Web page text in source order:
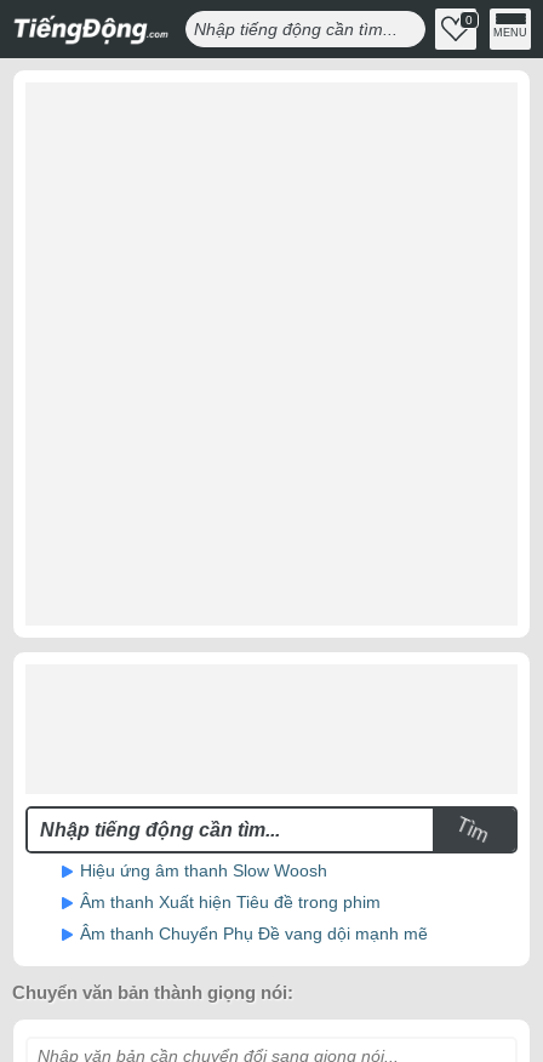
0
MENU
Tìm
Hiệu ứng âm thanh Slow Woosh
Âm thanh Xuất hiện Tiêu đề trong phim
Âm thanh Chuyển Phụ Đề vang dội mạnh mẽ
Chuyển văn bản thành giọng nói:
Nhập văn bản cần chuyển đổi sang giọng nói...